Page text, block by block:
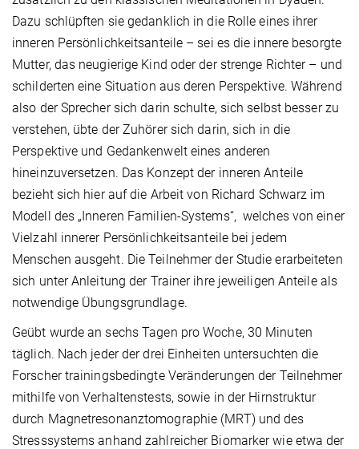
Dazu schlüpften sie gedanklich in die Rolle eines ihrer
inneren Persönlichkeitsanteile – sei es die innere besorgte
Mutter, das neugierige Kind oder der strenge Richter – und
schilderten eine Situation aus deren Perspektive. Während
also der Sprecher sich darin schulte, sich selbst besser zu
verstehen, übte der Zuhörer sich darin, sich in die
Perspektive und Gedankenwelt eines anderen
hineinzuversetzen. Das Konzept der inneren Anteile
bezieht sich hier auf die Arbeit von Richard Schwarz im
Modell des „Inneren Familien-Systems“, welches von einer
Vielzahl innerer Persönlichkeitsanteile bei jedem
Menschen ausgeht. Die Teilnehmer der Studie erarbeiteten
sich unter Anleitung der Trainer ihre jeweiligen Anteile als
notwendige Übungsgrundlage.
Geübt wurde an sechs Tagen pro Woche, 30 Minuten
täglich. Nach jeder der drei Einheiten untersuchten die
Forscher trainingsbedingte Veränderungen der Teilnehmer
mithilfe von Verhaltenstests, sowie in der Hirnstruktur
durch Magnetresonanztomographie (MRT) und des
Stresssystems anhand zahlreicher Biomarker wie etwa der